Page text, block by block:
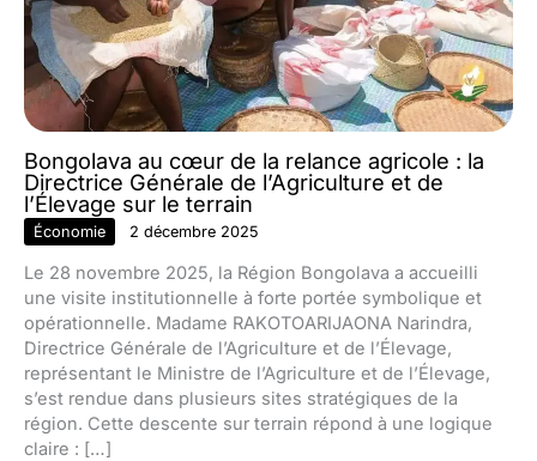
Bongolava au cœur de la relance agricole : la
Directrice Générale de l’Agriculture et de
l’Élevage sur le terrain
Économie 2 décembre 2025
Le 28 novembre 2025, la Région Bongolava a accueilli
une visite institutionnelle à forte portée symbolique et
opérationnelle. Madame RAKOTOARIJAONA Narindra,
Directrice Générale de l’Agriculture et de l’Élevage,
représentant le Ministre de l’Agriculture et de l’Élevage,
s’est rendue dans plusieurs sites stratégiques de la
région. Cette descente sur terrain répond à une logique
claire : […]